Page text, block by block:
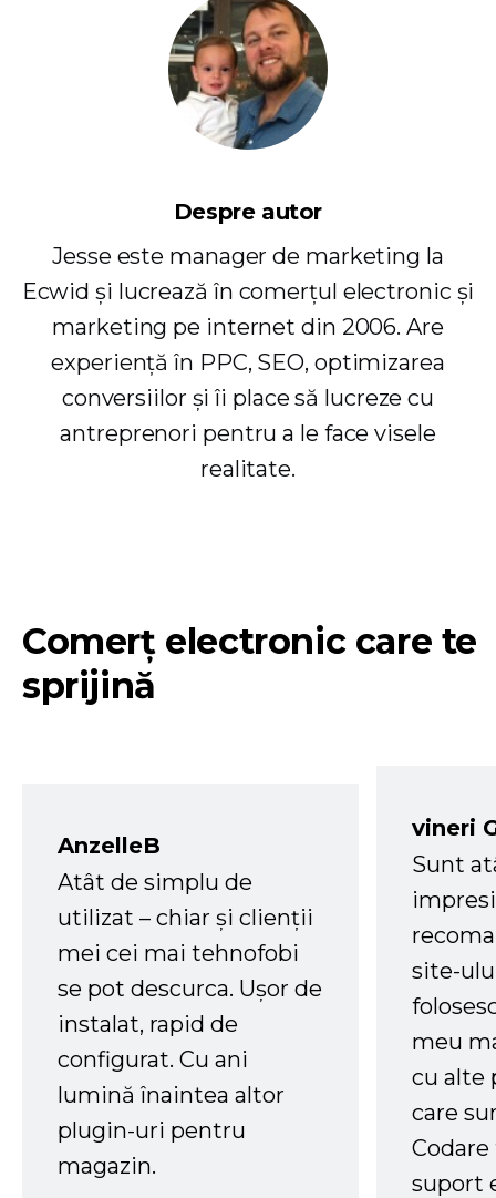
Despre autor
Jesse este manager de marketing la
Ecwid și lucrează în comerțul electronic și
marketing pe internet din 2006. Are
experiență în PPC, SEO, optimizarea
conversiilor și îi place să lucreze cu
antreprenori pentru a le face visele
realitate.
Comerț electronic care te
sprijină
AnzelleB
Atât de simplu de
utilizat – chiar și clienții
mei cei mai tehnofobi
se pot descurca. Ușor de
instalat, rapid de
configurat. Cu ani
lumină înaintea altor
plugin-uri pentru
magazin.
vineri
Sunt
site-
meu
cu alte
care
suport